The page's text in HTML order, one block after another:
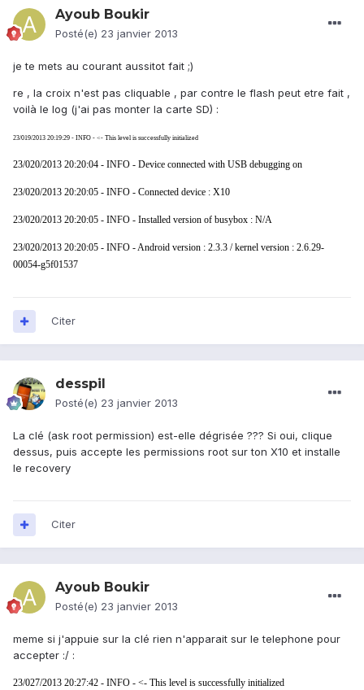
Ayoub Boukir
Posté(e) 23 janvier 2013
je te mets au courant aussitot fait ;)
re , la croix n'est pas cliquable , par contre le flash peut etre fait ,
voilà le log (j'ai pas monter la carte SD) :
23/019/2013 20:19:29 - INFO - <- This level is successfully initialized
23/020/2013 20:20:04 - INFO - Device connected with USB debugging on
23/020/2013 20:20:05 - INFO - Connected device : X10
23/020/2013 20:20:05 - INFO - Installed version of busybox : N/A
23/020/2013 20:20:05 - INFO - Android version : 2.3.3 / kernel version : 2.6.29-
00054-g5f01537
Citer
desspil
Posté(e) 23 janvier 2013
La clé (ask root permission) est-elle dégrisée ??? Si oui, clique
dessus, puis accepte les permissions root sur ton X10 et installe
le recovery
Citer
Ayoub Boukir
Posté(e) 23 janvier 2013
meme si j'appuie sur la clé rien n'apparait sur le telephone pour
accepter :/ :
23/027/2013 20:27:42 - INFO - <- This level is successfully initialized